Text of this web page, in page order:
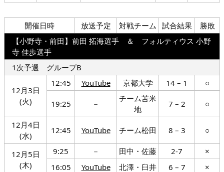
開催日時 放送予定 対戦チーム 試合結果
勝敗
【小野寺・前田】前田 拓海選手 ＆ フォルティウス 小野
寺 佳歩選手
1次予選 グループB
12月3日
(火)
12:45 YouTube 京都大学 14 – 1 ○
19:25 －
チーム苫米
地
7 – 2 ○
12月4日
(水)
12:45 YouTube チーム松田 8 – 3 ○
12月5日
(木)
9:25 － 田中・佐藤 2-7
×
16:05
YouTube 北澤・臼井 6 – 7 ×